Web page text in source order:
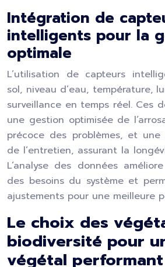
Intégration de
intelligents pour la
optimale
L’utilisation de capteurs
sol, niveau d’eau, température,
surveillance en temps réel. Ces
une gestion optimisée de
précoce des problèmes, et une
de l’entretien, assurant la
L’analyse des données
des besoins du système et
ajustements pour une meilleure
Le choix des
biodiversité pour
végétal performant